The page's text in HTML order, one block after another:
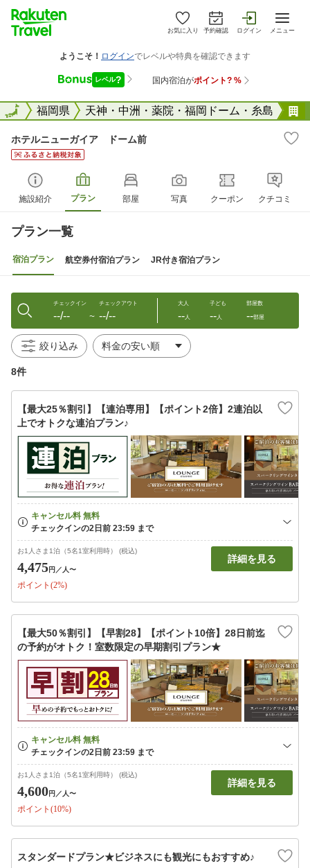
お気に入り 予約確認 ログイン メニュー
全国福岡県 天神・中洲・薬院・福岡ドーム・糸島
全国
ホテルニューガイア ドーム前
施設紹介 プラン 部屋 写真 クーポン クチコミ
プラン一覧
宿泊プラン 航空券付宿泊プラン JR付き宿泊プラン
チェックイン
--/-- 〜
チェックアウト
--/--
大人
--人
子ども
--人
部屋数
--部屋
絞り込み
8件
【最大25％割引】【連泊専用】【ポイント2倍】2連泊以
上でオトクな連泊プラン♪
お1人さま1泊（5名1室利用時） (税込)
4,475円 ／人〜
ポイント(2%)
詳細を見る
【最大50％割引】【早割28】【ポイント10倍】28日前迄
の予約がオトク！室数限定の早期割引プラン★
お1人さま1泊（5名1室利用時） (税込)
4,600円 ／人〜
ポイント(10%)
詳細を見る
スタンダードプラン★ビジネスにも観光にもおすすめ♪